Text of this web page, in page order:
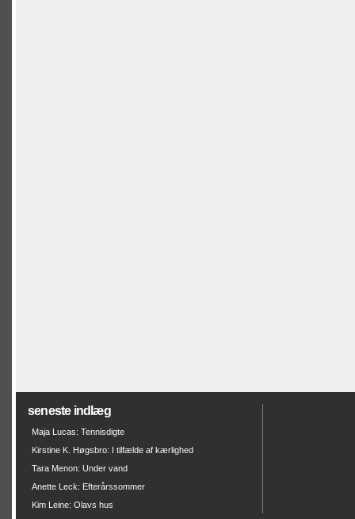
seneste indlæg
Maja Lucas: Tennisdigte
Kirstine K. Høgsbro: I tilfælde af kærlighed
Tara Menon: Under vand
Anette Leck: Efterårssommer
Kim Leine: Olavs hus